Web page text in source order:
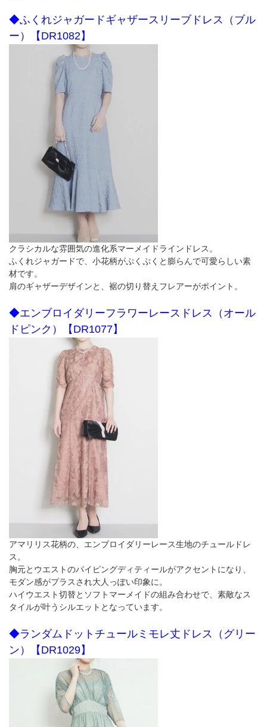
◆ふくれジャガードギャザースリーブドレス（ブル
ー）【DR1082】
クラシカルな雰囲気の進化系マーメイドラインドレス。
ふくれジャガードで、小花柄がぷくぷくと膨らんで可愛らしい素
材です。
肩のギャザーデザインと、裾の切り替えフレアーがポイント。
◆エンブロイダリーフラワーレースドレス（オール
ドピンク）【DR1077】
アマリリス花柄の、エンブロイダリーレース生地のチュールドレ
ス。
胸元とウエストのパイピングディティールがアクセントになり、
モダン感がプラスされ大人っぽい印象に。
ハイウエスト切替とソフトマーメイドの組み合わせで、素敵なス
タイルが叶うシルエットとなっています。
◆ランダムドットチュールミモレ丈ドレス（グリー
ン）【DR1029】